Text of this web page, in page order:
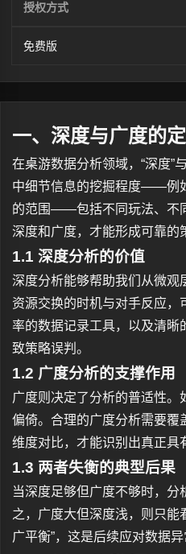
授权方式
免费版
一、深度与广度的
在桌游数据分析领域，“深度”
中细节信息的挖掘程度——例
的范围——包括不同玩法、不
深度和广度，才能形成可靠的
1.1 深度分析的价值
深度分析能够帮助我们从微观
资源交换的时机与对手反应，
率的数据记录工具，以及清晰
致策略误判。
1.2 广度分析的支撑作用
广度则决定了分析的普适性
偏倚。合理的广度分析需要覆
维度对比，才能识别出真正具
1.3 两者失衡的典型后果
当深度足够但广度不够时，
之，广度大但深度浅，则只能
广平衡”，这是后续应对数据